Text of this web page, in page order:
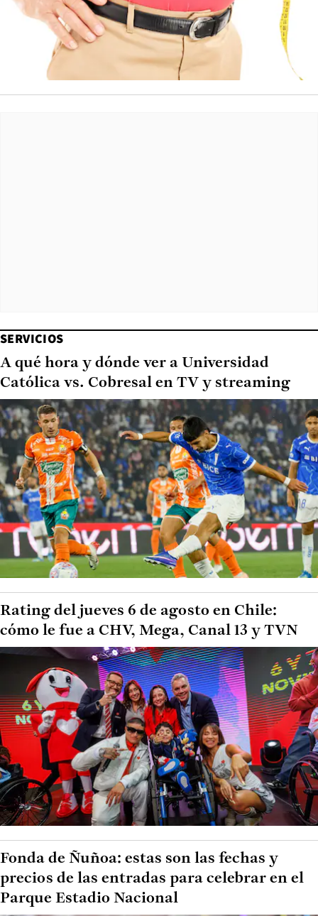
SERVICIOS
A qué hora y dónde ver a Universidad
Católica vs. Cobresal en TV y streaming
Rating del jueves 6 de agosto en Chile:
cómo le fue a CHV, Mega, Canal 13 y TVN
Fonda de Ñuñoa: estas son las fechas y
precios de las entradas para celebrar en el
Parque Estadio Nacional